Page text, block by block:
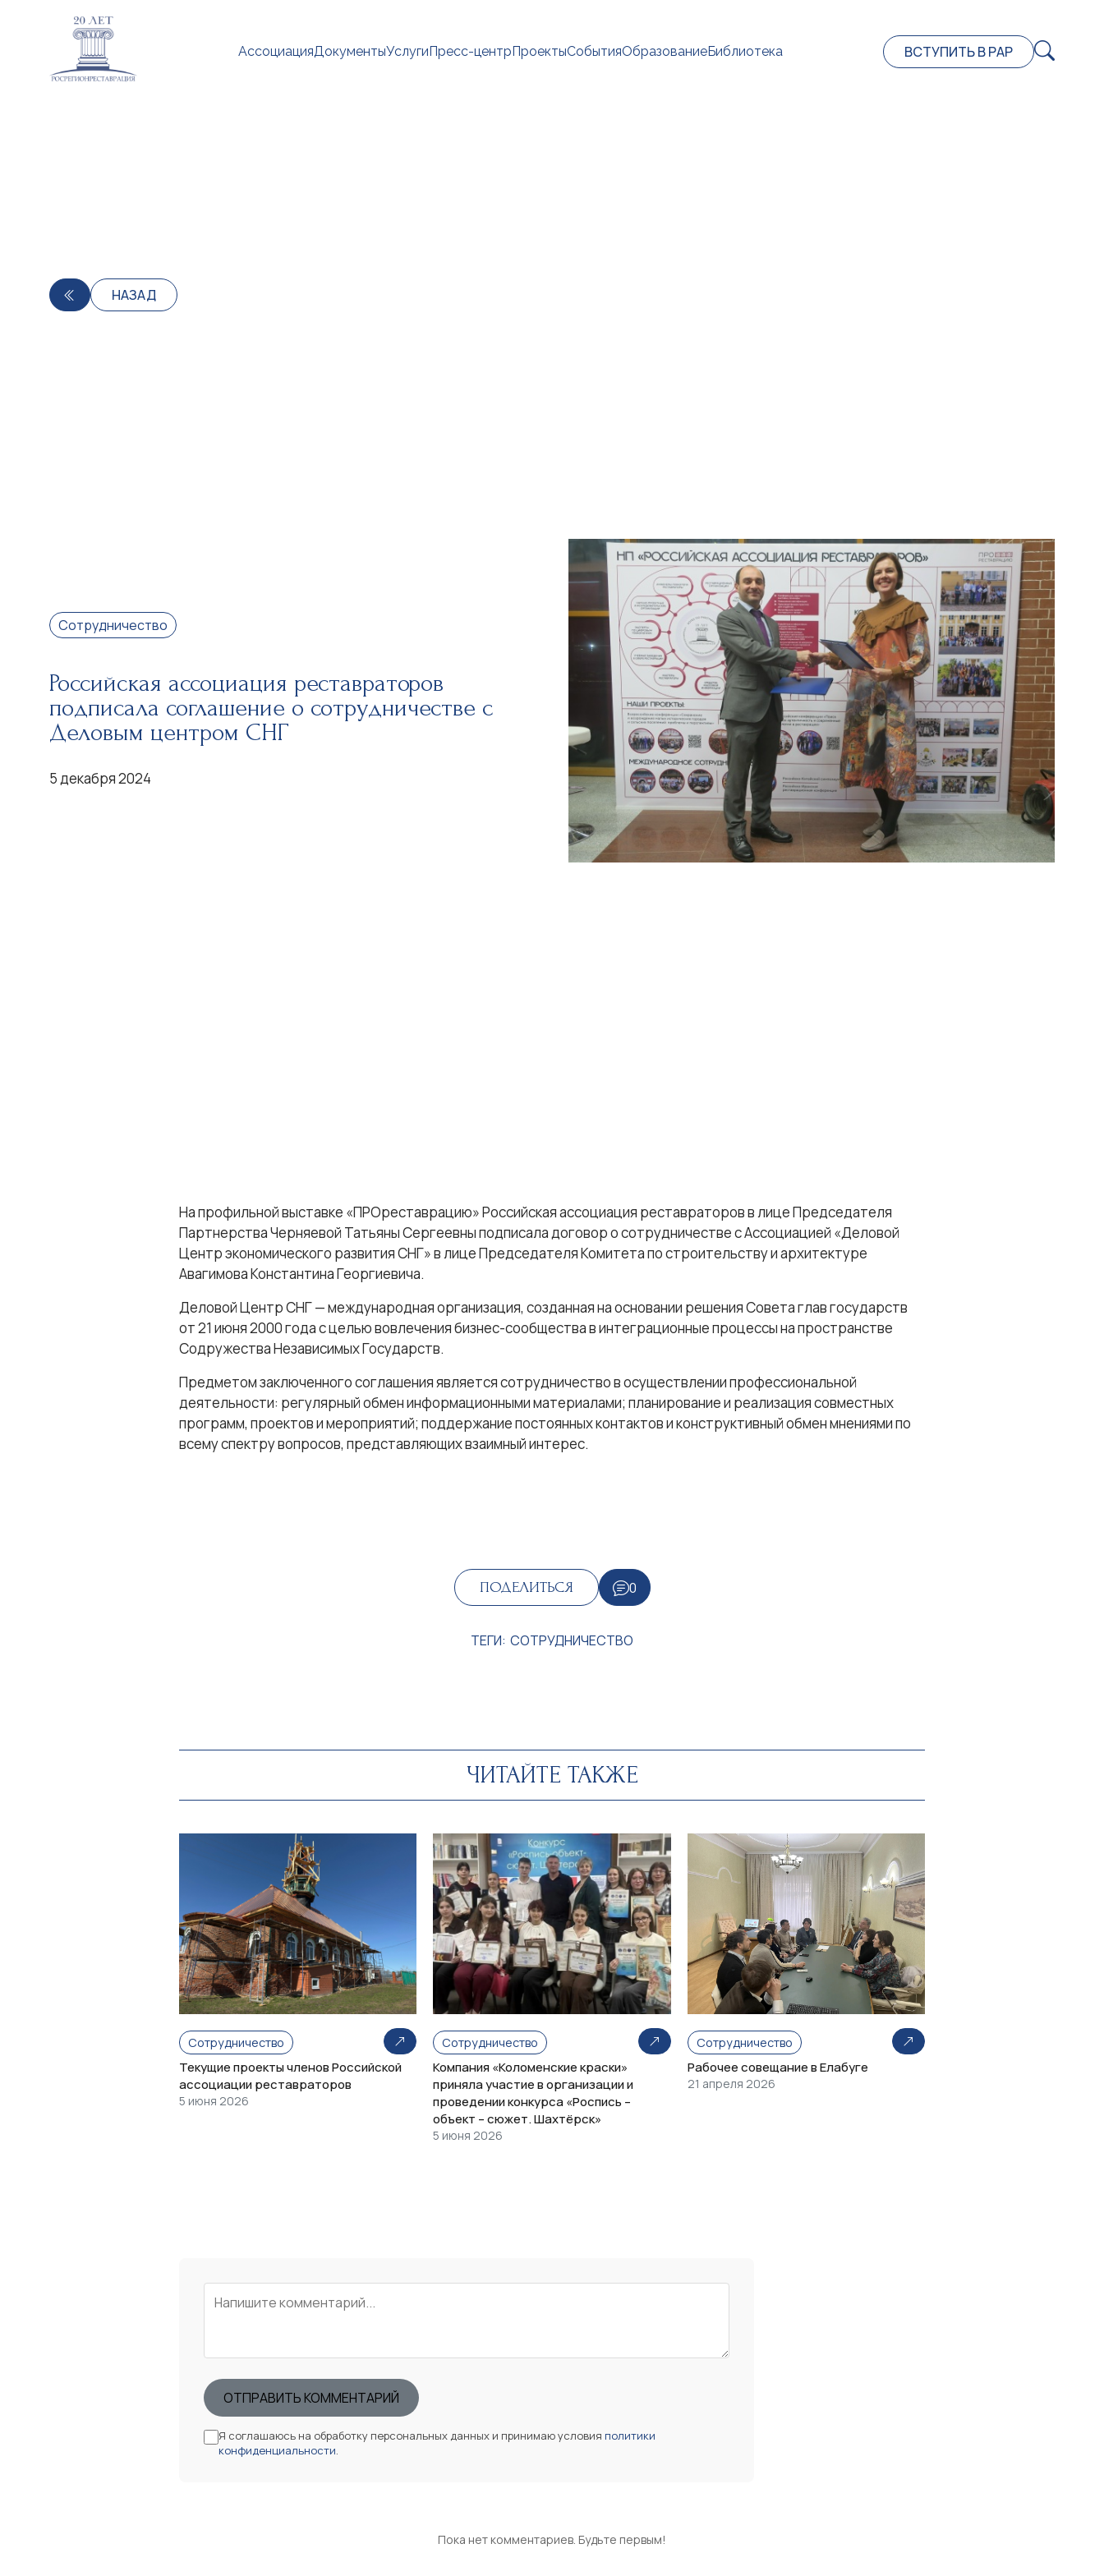
АссоциацияДокументыУслугиПресс-центрПроектыСобытияОбразованиеБиблиотека ВСТУПИТЬ В РАР
НАЗАД
Сотрудничество
Российская ассоциация реставраторов
подписала соглашение о сотрудничестве с
Деловым центром СНГ
5 декабря 2024
На профильной выставке «ПРОреставрацию» Российская ассоциация реставраторов в лице Председателя
Партнерства Черняевой Татьяны Сергеевны подписала договор о сотрудничестве с Ассоциацией «Деловой
Центр экономического развития СНГ» в лице Председателя Комитета по строительству и архитектуре
Авагимова Константина Георгиевича.
Деловой Центр СНГ — международная организация, созданная на основании решения Совета глав государств
от 21 июня 2000 года с целью вовлечения бизнес-сообщества в интеграционные процессы на пространстве
Содружества Независимых Государств.
Предметом заключенного соглашения является сотрудничество в осуществлении профессиональной
деятельности: регулярный обмен информационными материалами; планирование и реализация совместных
программ, проектов и мероприятий; поддержание постоянных контактов и конструктивный обмен мнениями по
всему спектру вопросов, представляющих взаимный интерес.
ПОДЕЛИТЬСЯ 0
ТЕГИ: СОТРУДНИЧЕСТВО
ЧИТАЙТЕ ТАКЖЕ
Сотрудничество
Текущие проекты членов Российской
ассоциации реставраторов
5 июня 2026
Сотрудничество
Компания «Коломенские краски»
приняла участие в организации и
проведении конкурса «Роспись –
объект – сюжет. Шахтёрск»
5 июня 2026
Сотрудничество
Рабочее совещание в Елабуге
21 апреля 2026
ОТПРАВИТЬ КОММЕНТАРИЙ
Я соглашаюсь на обработку персональных данных и принимаю условия политики
конфиденциальности.
Пока нет комментариев. Будьте первым!